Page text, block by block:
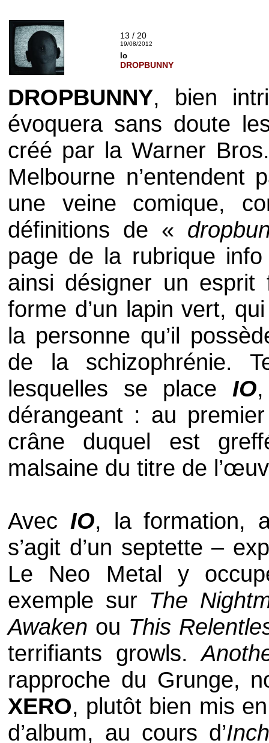
13 / 20
19/08/2012
Io
DROPBUNNY
DROPBUNNY, bien
évoquera sans doute
créé par laWarner Bros
Melbourne n’entendent
une veine comique,
définitions de «
page de la rubrique
ainsi désigner un esprit
forme d’un lapin vert,
la personne qu’il
de la schizophrénie.
lesquelles se place IO
dérangeant : au
crâne duquel est
malsaine du titre de
Avec IO, la formation,
s’agit d’un septette –
Le Neo Metal y
exemple sur The
Awaken ou This
terrifiants growls.
rapproche du Grunge,
XERO, plutôt bien mis
d’album, au cours d’